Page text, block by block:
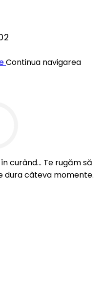
Continua navigarea
curând... Te rugăm să
dura câteva momente.